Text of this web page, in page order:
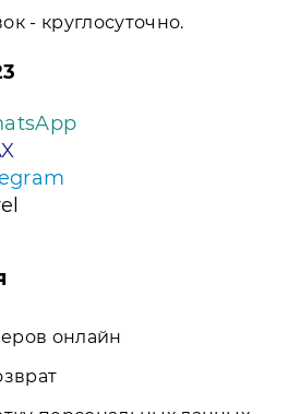
- круглосуточно.
онлайн